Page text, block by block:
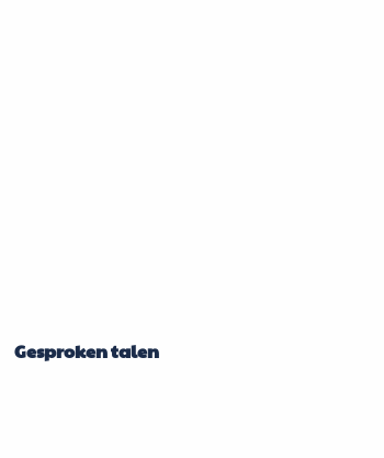
Gesproken talen
Gesproken talen